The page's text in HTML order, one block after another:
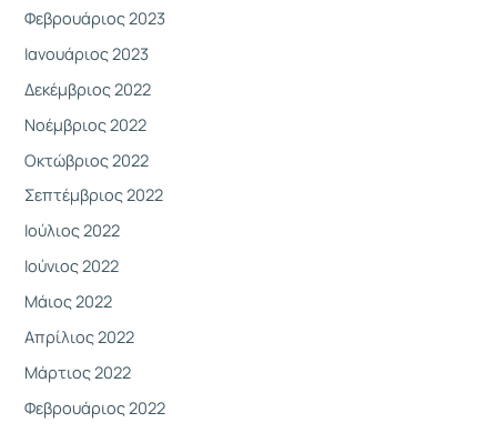
Φεβρουάριος 2023
Ιανουάριος 2023
Δεκέμβριος 2022
Νοέμβριος 2022
Οκτώβριος 2022
Σεπτέμβριος 2022
Ιούλιος 2022
Ιούνιος 2022
Μάιος 2022
Απρίλιος 2022
Μάρτιος 2022
Φεβρουάριος 2022